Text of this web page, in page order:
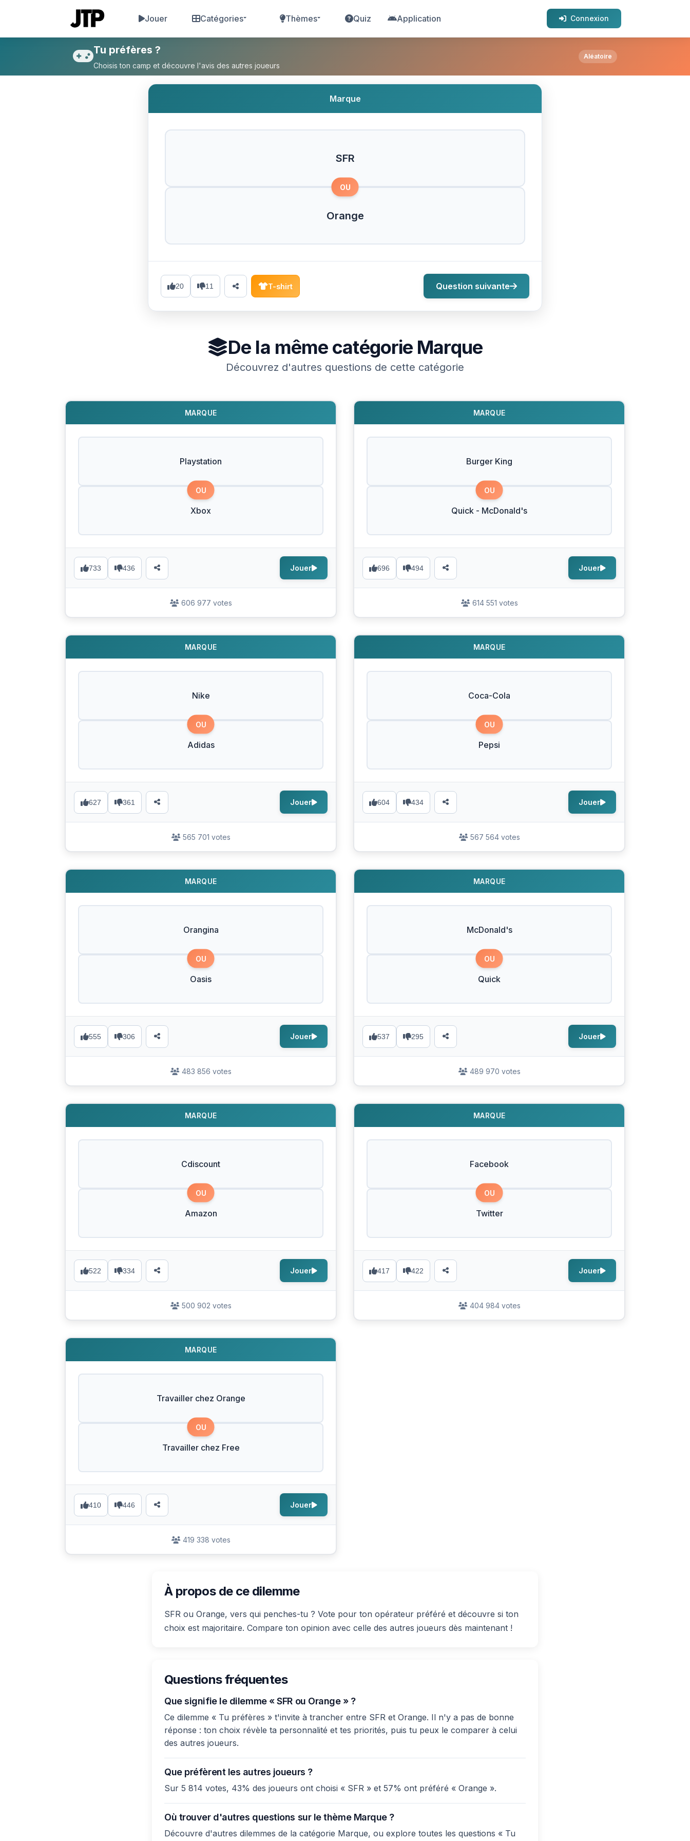
Jouer Catégories Thèmes Quiz Application Connexion
Tu préfères SFR ou Orange ?
Tu préfères ?
Choisis ton camp et découvre l'avis des autres joueurs
Aléatoire
Marque
SFR
OU
Orange
20 11 T-shirt Question suivante
De la même catégorie Marque
Découvrez d'autres questions de cette catégorie
MARQUE
Playstation
OU
Xbox
733 436 Jouer
606 977 votes
MARQUE
Burger King
OU
Quick - McDonald's
696 494 Jouer
614 551 votes
MARQUE
Nike
OU
Adidas
627 361 Jouer
565 701 votes
MARQUE
Coca-Cola
OU
Pepsi
604 434 Jouer
567 564 votes
MARQUE
Orangina
OU
Oasis
555 306 Jouer
483 856 votes
MARQUE
McDonald's
OU
Quick
537 295 Jouer
489 970 votes
MARQUE
Cdiscount
OU
Amazon
522 334 Jouer
500 902 votes
MARQUE
Facebook
OU
Twitter
417 422 Jouer
404 984 votes
MARQUE
Travailler chez Orange
OU
Travailler chez Free
410 446 Jouer
419 338 votes
À propos de ce dilemme
SFR ou Orange, vers qui penches-tu ? Vote pour ton opérateur préféré et découvre si ton
choix est majoritaire. Compare ton opinion avec celle des autres joueurs dès maintenant !
Questions fréquentes
Que signifie le dilemme « SFR ou Orange » ?
Ce dilemme « Tu préfères » t'invite à trancher entre SFR et Orange. Il n'y a pas de bonne
réponse : ton choix révèle ta personnalité et tes priorités, puis tu peux le comparer à celui
des autres joueurs.
Que préfèrent les autres joueurs ?
Sur 5 814 votes, 43% des joueurs ont choisi « SFR » et 57% ont préféré « Orange ».
Où trouver d'autres questions sur le thème Marque ?
Découvre d'autres dilemmes de la catégorie Marque, ou explore toutes les questions « Tu